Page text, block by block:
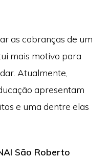
as cobranças de um
mais motivo para
Atualmente,
apresentam
e uma dentre elas
São Roberto